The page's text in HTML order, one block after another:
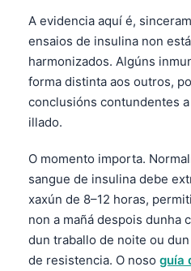
A evidencia aquí é,
ensaios de insulina non
harmonizados. Algúns
forma distinta aos outros,
conclusións contundentes
illado.
O momento importa.
sangue de insulina debe
xaxún de 8–12 horas,
non a mañá despois dunha
dun traballo de noite ou
de resistencia. O noso guía